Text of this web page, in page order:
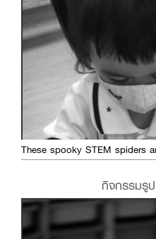
These spooky STEM spiders
กิจกรรมรู